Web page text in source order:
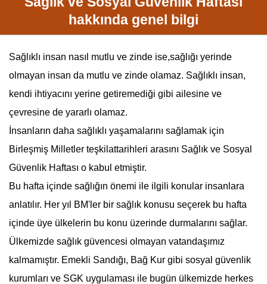
hakkında genel bilgi
Sağlıklı insan nasıl mutlu ve zinde ise,sağlığı yerinde
olmayan insan da mutlu ve zinde olamaz. Sağlıklı insan,
kendi ihtiyacını yerine getiremediği gibi ailesine ve
çevresine de yararlı olamaz.
İnsanların daha sağlıklı yaşamalarını sağlamak için
Birleşmiş Milletler teşkilattarihleri arasını Sağlık ve Sosyal
Güvenlik Haftası o kabul etmiştir.
Bu hafta içinde sağlığın önemi ile ilgili konular insanlara
anlatılır. Her yıl BM'ler bir sağlıkkonusu seçerek bu hafta
içinde üye ülkelerin bu konu üzerinde durmalarını sağlar.
Ülkemizde sağlıkgüvencesi olmayan vatandaşımız
kalmamıştır. Emekli Sandığı, Bağ Kur gibi sosyal güvenlik
kurumları ve SGK uygulaması ile bugün ülkemizde herkes